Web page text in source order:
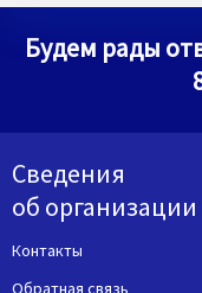
Будем рады
Сведения
об организации
Контакты
Обратная связь